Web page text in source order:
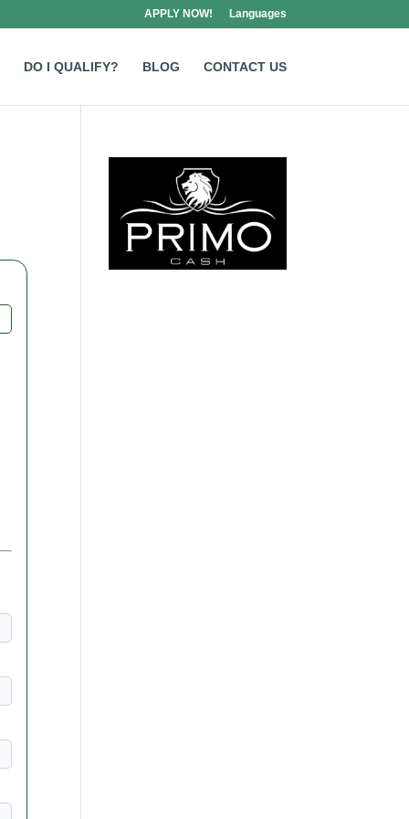
APPLY NOW! Languages
DO I QUALIFY? BLOG CONTACT US